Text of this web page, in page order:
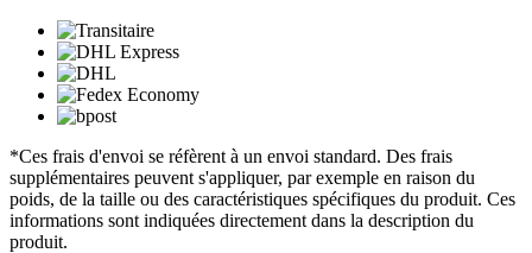
*Ces frais d'envoi se réfèrent à un envoi standard. Des frais
supplémentaires peuvent s'appliquer, par exemple en raison du
poids, de la taille ou des caractéristiques spécifiques du produit. Ces
informations sont indiquées directement dans la description du
produit.